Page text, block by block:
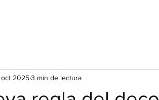
20253 min de lectura